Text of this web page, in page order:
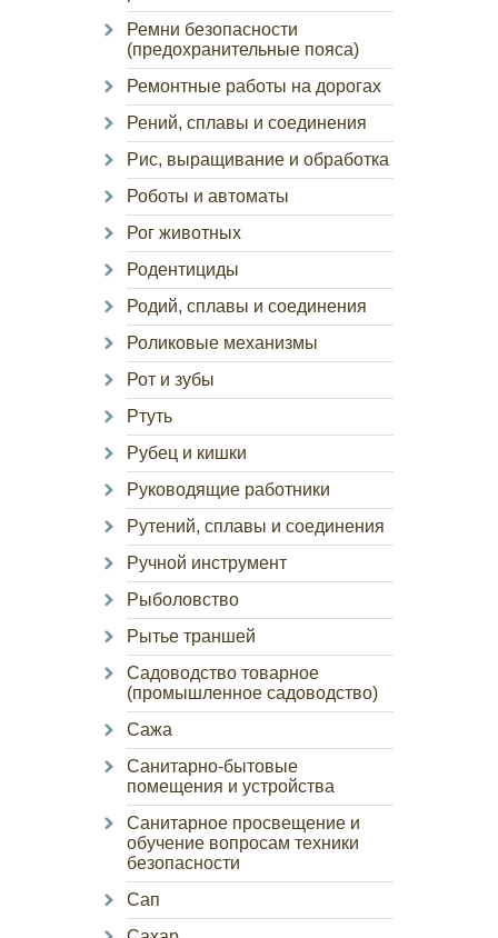
Ремни безопасности
(предохранительные пояса)
Ремонтные работы на дорогах
Рений, сплавы и соединения
Рис, выращивание и обработка
Роботы и автоматы
Рог животных
Родентициды
Родий, сплавы и соединения
Роликовые механизмы
Рот и зубы
Ртуть
Рубец и кишки
Руководящие работники
Рутений, сплавы и соединения
Ручной инструмент
Рыболовство
Рытье траншей
Садоводство товарное
(промышленное садоводство)
Сажа
Санитарно-бытовые
помещения и устройства
Санитарное просвещение и
обучение вопросам техники
безопасности
Сап